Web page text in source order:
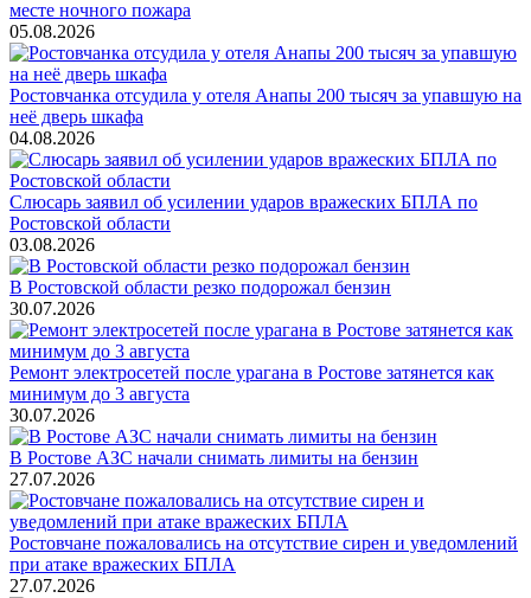
месте ночного пожара
05.08.2026
Ростовчанка отсудила у отеля Анапы 200 тысяч за упавшую на
неё дверь шкафа
04.08.2026
Слюсарь заявил об усилении ударов вражеских БПЛА по
Ростовской области
03.08.2026
В Ростовской области резко подорожал бензин
30.07.2026
Ремонт электросетей после урагана в Ростове затянется как
минимум до 3 августа
30.07.2026
В Ростове АЗС начали снимать лимиты на бензин
27.07.2026
Ростовчане пожаловались на отсутствие сирен и уведомлений
при атаке вражеских БПЛА
27.07.2026